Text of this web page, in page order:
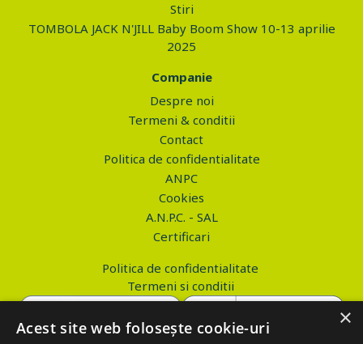
Stiri
TOMBOLA JACK N'JILL Baby Boom Show 10-13 aprilie
2025
Companie
Despre noi
Termeni & conditii
Contact
Politica de confidentialitate
ANPC
Cookies
A.N.P.C. - SAL
Certificari
Politica de confidentialitate
Termeni si conditii
×
Acest site web folosește cookie-uri